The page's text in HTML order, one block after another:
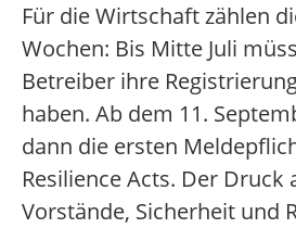
Für die Wirtschaft zählen
Wochen: Bis Mitte Juli
Betreiber ihre
haben. Ab dem 11.
dann die ersten
Resilience Acts. Der Druck
Vorstände, Sicherheit und